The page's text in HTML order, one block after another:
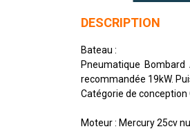
DESCRIPTION
Bateau :
Pneumatique Bombard
recommandée 19kW.
Catégorie de conception
Moteur : Mercury 25cv